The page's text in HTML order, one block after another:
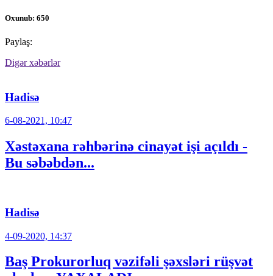
Oxunub: 650
Paylaş:
Digər xəbərlər
Hadisə
6-08-2021, 10:47
Xəstəxana rəhbərinə cinayət işi açıldı -
Bu səbəbdən...
Hadisə
4-09-2020, 14:37
Baş Prokurorluq vəzifəli şəxsləri rüşvət